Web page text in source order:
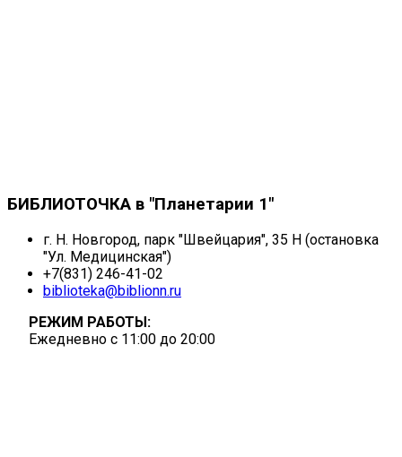
БИБЛИОТОЧКА в "Планетарии 1"
г. Н. Новгород, парк "Швейцария", 35 Н (остановка
"Ул. Медицинская")
+7(831) 246-41-02
biblioteka@biblionn.ru
РЕЖИМ РАБОТЫ:
Ежедневно с 11:00 до 20:00